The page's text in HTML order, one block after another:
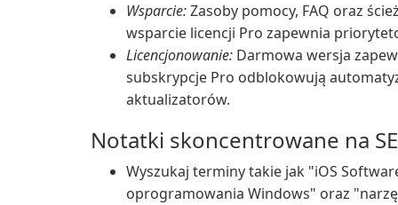
Wsparcie:Zasoby pomocy, FAQ oraz
wsparcie licencji Pro zapewnia
Licencjonowanie: Darmowa wersja
subskrypcje Pro odblokowują
aktualizatorów.
Notatki skoncentrowane na
Wyszukaj terminy takie jak "iOS
oprogramowania Windows" oraz